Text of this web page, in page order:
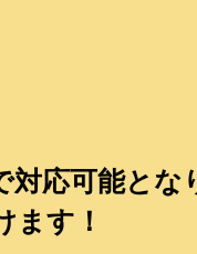
対応可能とな
す！